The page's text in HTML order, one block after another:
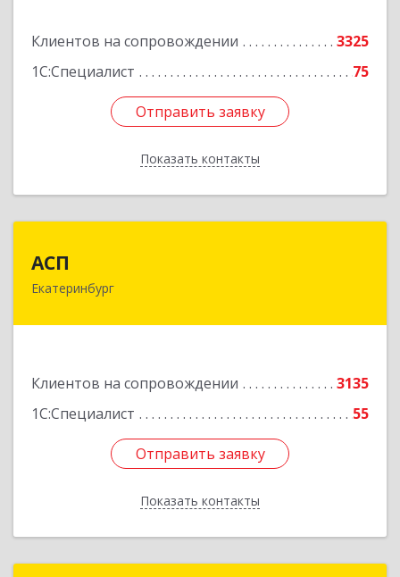
Клиентов на сопровождении
3325
1С:Специалист
75
Отправить заявку
Показать контакты
Отправить заявку
Назад
АСП
Екатеринбург
Клиентов на сопровождении
3135
1С:Специалист
55
Отправить заявку
Показать контакты
620075, Свердловская обл, Екатеринбург г,
Отправить заявку
Назад